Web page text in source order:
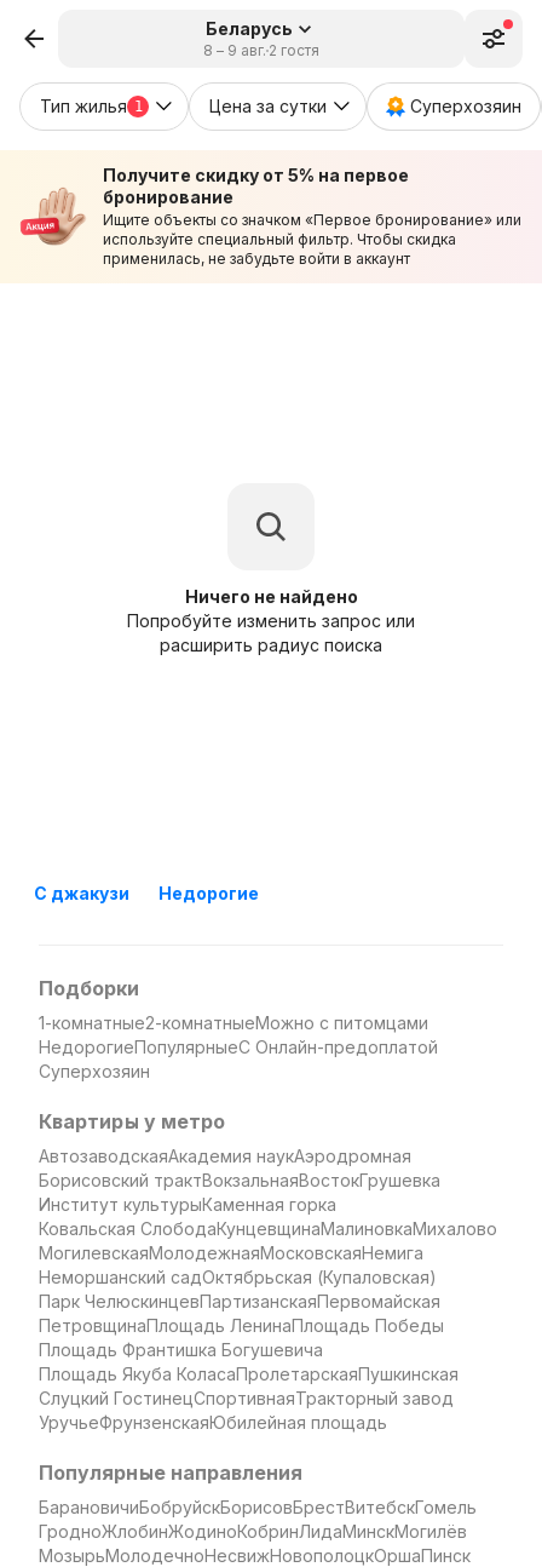
Беларусь
8 – 9 авг. 2 гостя
Тип жилья 1 Цена за сутки Суперхозяин
Получите скидку от 5% на первое
бронирование
Ищите объекты со значком «Первое бронирование» или
используйте специальный фильтр. Чтобы скидка
применилась, не забудьте войти в аккаунт
Ничего не найдено
Попробуйте изменить запрос или
расширить радиус поиска
С джакузи Недорогие
Подборки
1-комнатные2-комнатныеМожно с питомцами
НедорогиеПопулярныеС Онлайн-предоплатой
Суперхозяин
Квартиры у метро
АвтозаводскаяАкадемия наукАэродромная
Борисовский трактВокзальнаяВостокГрушевка
Институт культурыКаменная горка
Ковальская СлободаКунцевщинаМалиновкаМихалово
МогилевскаяМолодежнаяМосковскаяНемига
Неморшанский садОктябрьская (Купаловская)
Парк ЧелюскинцевПартизанскаяПервомайская
ПетровщинаПлощадь ЛенинаПлощадь Победы
Площадь Франтишка Богушевича
Площадь Якуба КоласаПролетарскаяПушкинская
Слуцкий ГостинецСпортивнаяТракторный завод
УручьеФрунзенскаяЮбилейная площадь
Популярные направления
БарановичиБобруйскБорисовБрестВитебскГомель
ГродноЖлобинЖодиноКобринЛидаМинскМогилёв
МозырьМолодечноНесвижНовополоцкОршаПинск